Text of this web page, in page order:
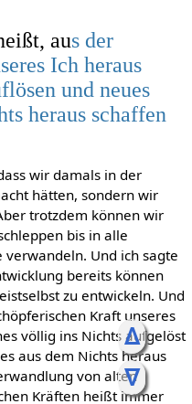
ᐃ
ᐁ
aus der
Ich heraus
und neues
heraus schaffen
wir damals in der
hätten, sondern wir
trotzdem können wir
bis in alle
verwandeln. Und ich sagte
bereits können
zu entwickeln. Und
Kraft unseres
völlig ins Nichts aufgelöst
aus dem Nichts heraus
von alten
Kräften heißt immer